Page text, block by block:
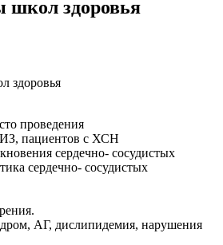
школ здоровья
здоровья
проведения
пациентов с ХСН
сердечно- сосудистых
сердечно- сосудистых
АГ, дислипидемия, нарушения